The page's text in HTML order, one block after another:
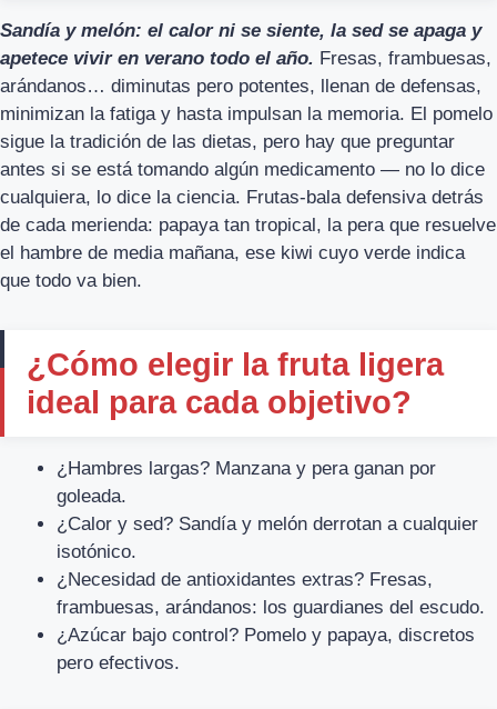
Sandía y melón: el calor ni se siente, la sed se apaga y
apetece vivir en verano todo el año. Fresas, frambuesas,
arándanos… diminutas pero potentes, llenan de defensas,
minimizan la fatiga y hasta impulsan la memoria. El pomelo
sigue la tradición de las dietas, pero hay que preguntar
antes si se está tomando algún medicamento — no lo dice
cualquiera, lo dice la ciencia. Frutas-bala defensiva detrás
de cada merienda: papaya tan tropical, la pera que resuelve
el hambre de media mañana, ese kiwi cuyo verde indica
que todo va bien.
¿Cómo elegir la fruta ligera
ideal para cada objetivo?
¿Hambres largas? Manzana y pera ganan por
goleada.
¿Calor y sed? Sandía y melón derrotan a cualquier
isotónico.
¿Necesidad de antioxidantes extras? Fresas,
frambuesas, arándanos: los guardianes del escudo.
¿Azúcar bajo control? Pomelo y papaya, discretos
pero efectivos.